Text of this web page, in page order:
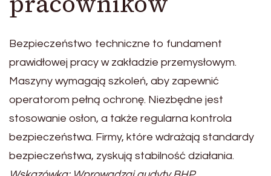
Bezpieczeństwo techniczne to fundament
prawidłowej pracy w zakładzie przemysłowym.
Maszyny wymagają szkoleń, aby zapewnić
operatorom pełną ochronę. Niezbędne jest
stosowanie osłon, a także regularna kontrola
bezpieczeństwa. Firmy, które wdrażają standardy
bezpieczeństwa, zyskują stabilność działania.